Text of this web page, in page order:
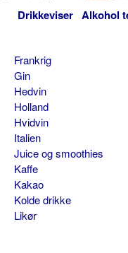
Drikkeviser Alkohol
Frankrig
Gin
Hedvin
Holland
Hvidvin
Italien
Juice og smoothies
Kaffe
Kakao
Kolde drikke
Likør